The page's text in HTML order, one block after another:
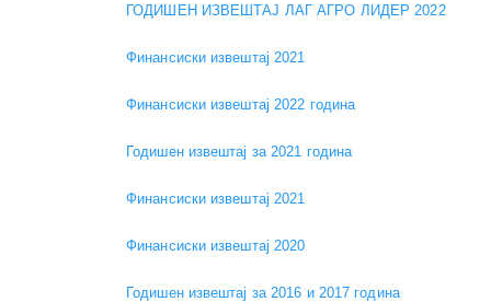
ГОДИШЕН ИЗВЕШТАЈ ЛАГ АГРО ЛИДЕР 2022
Финансиски извештај 2021
Финансиски извештај 2022 година
Годишен извештај за 2021 година
Финансиски извештај 2021
Финансиски извештај 2020
Годишен извештај за 2016 и 2017 година